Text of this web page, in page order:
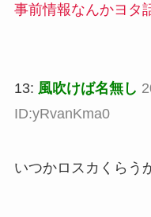
事前情報なんかヨタ
13: 風吹けば名無し
ID:yRvanKma0
いつかロスカくらう